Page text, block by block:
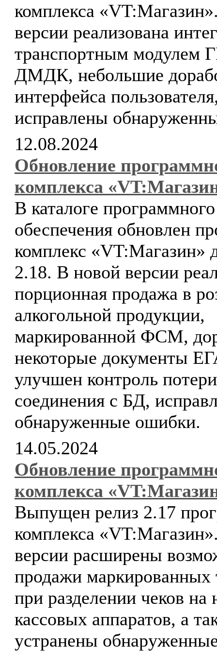
комплекса
версии реализована
транспортным модулем
ДМДК, небольшие
интерфейса
исправлены
12.08.2024
Обновление
комплекса
В каталоге программного
обеспечения обновлен
комплекс «VT:Магазин»
2.18. В новой версии
порционная продажа в
алкогольной продукции,
маркированной ФСМ,
некоторые документы
улучшен контроль потери
соединения с БД,
обнаруженные ошибки.
14.05.2024
Обновление
комплекса
Выпущен релиз 2.17
комплекса
версии расширены
продажи маркированных
при разделении чеков на
кассовых аппаратов, а
устранены